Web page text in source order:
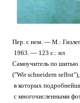
Пер. с нем. — М.:
1963. — 123 с.: ил
Самоучитель по шитью
("Wir schneidern
в которых
с многочисленными